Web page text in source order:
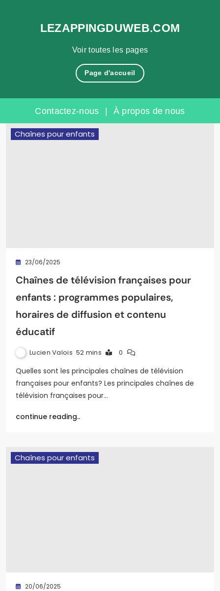
Voir toutes les pages
LEZAPPINGDUWEB.COM
Page d'accueil
Contactez-nous | À propos de nous
Skip
Chaînes pour enfants
23/06/2025
Chaînes de télévision françaises pour
enfants : programmes populaires,
horaires de diffusion et contenu
éducatif
Lucien Valois 52 mins 0
Quelles sont les principales chaînes de télévision
françaises pour enfants? Les principales chaînes de
télévision françaises pour…
continue reading..
Chaînes pour enfants
20/06/2025